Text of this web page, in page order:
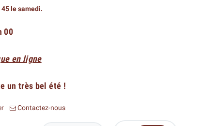
45 le samedi.
00
en ligne
un très bel été !
Contactez-nous